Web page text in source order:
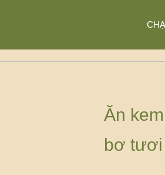
Ăn
bơ tươi